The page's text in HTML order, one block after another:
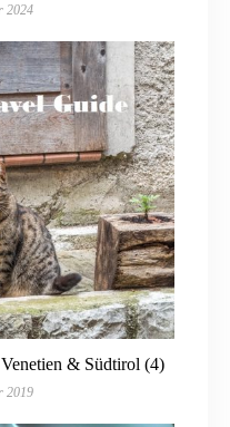
2024
& Südtirol (4)
2019